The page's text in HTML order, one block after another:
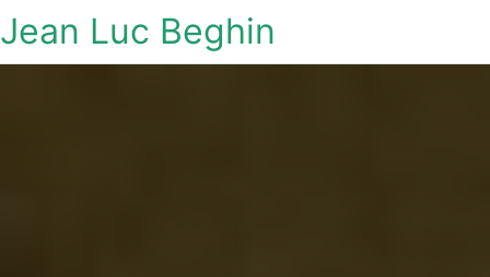
Jean Luc Beghin